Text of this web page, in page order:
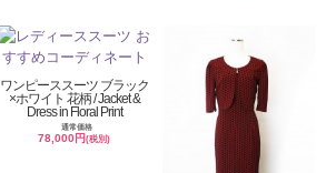
ワンピーススーツ ブラック
×ホワイト 花柄 / Jacket &
Dress in Floral Print
通常価格
78,000円(税別)